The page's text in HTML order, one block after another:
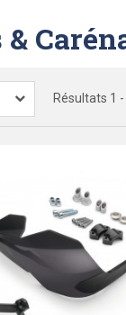
Résultats 1 -